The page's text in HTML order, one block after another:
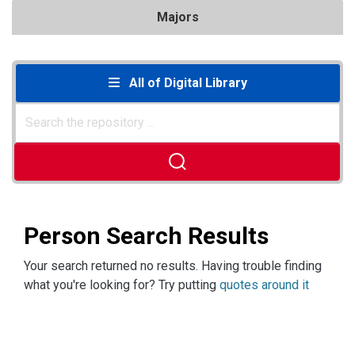
Majors
All of Digital Library
Person Search Results
Your search returned no results. Having trouble finding
what you're looking for? Try putting quotes around it